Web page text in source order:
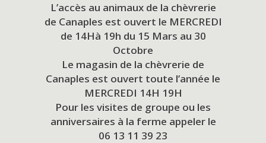
L’accès au animaux de la chèvrerie
de Canaples est ouvert le MERCREDI
de 14Hà 19h du 15 Mars au 30
Octobre
Le magasin de la chèvrerie de
Canaples est ouvert toute l’année le
MERCREDI 14H 19H
Pour les visites de groupe ou les
anniversaires à la ferme appeler le
06 13 11 39 23